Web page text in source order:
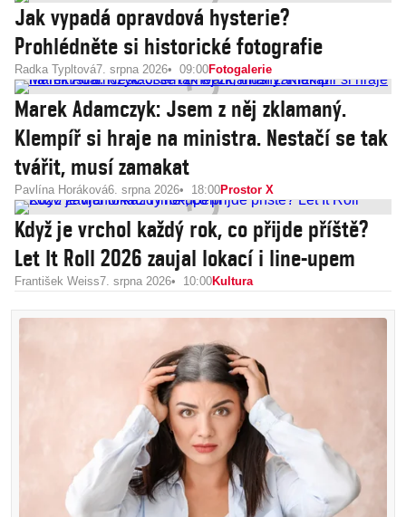
Jak vypadá opravdová hysterie?
Prohlédněte si historické fotografie
Radka Typltová7. srpna 2026 09:00Fotogalerie
Marek Adamczyk: Jsem z něj zklamaný.
Klempíř si hraje na ministra. Nestačí se tak
tvářit, musí zamakat
Pavlína Horáková6. srpna 2026 18:00Prostor X
Když je vrchol každý rok, co přijde příště?
Let It Roll 2026 zaujal lokací i line-upem
František Weiss7. srpna 2026 10:00Kultura